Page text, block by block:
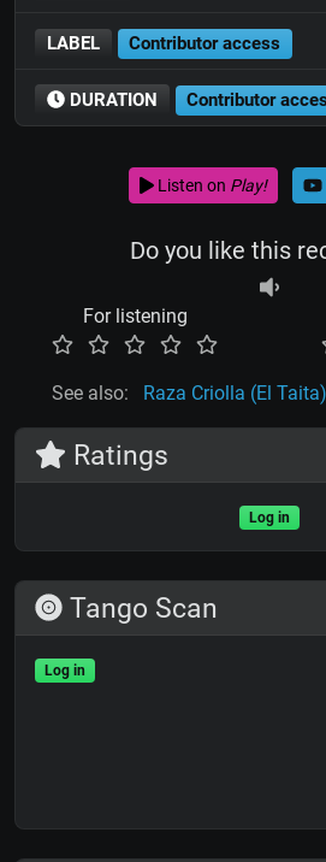
LABEL Contributor access
DURATION Contributor
Listen on Play!
Do you like this
For listening
See also: Raza Criolla (El Taita)
Ratings
Log in
Tango Scan
Log in